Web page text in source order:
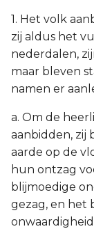
1. Het volk
zij aldus het
nederdalen,
maar bleven
namen er
a. Om de
aanbidden,
aarde op de
hun ontzag
blijmoedige
gezag, en het